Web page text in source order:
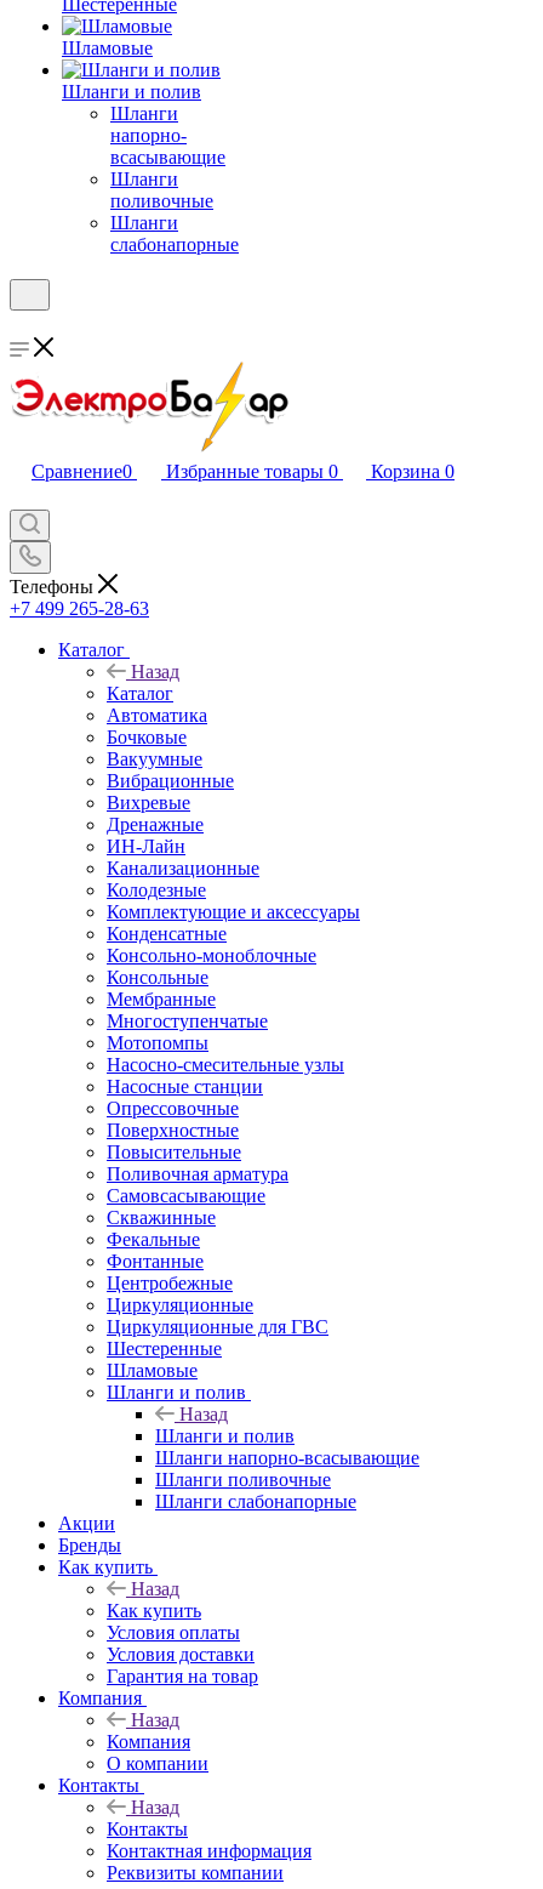
Шестеренные
Шламовые
Шланги и полив
Шланги
напорно-
всасывающие
Шланги
поливочные
Шланги
слабонапорные
Сравнение0 Избранные товары 0 Корзина 0
Телефоны
+7 499 265-28-63
Каталог
Назад
Каталог
Автоматика
Бочковые
Вакуумные
Вибрационные
Вихревые
Дренажные
ИН-Лайн
Канализационные
Колодезные
Комплектующие и аксессуары
Конденсатные
Консольно-моноблочные
Консольные
Мембранные
Многоступенчатые
Мотопомпы
Насосно-смесительные узлы
Насосные станции
Опрессовочные
Поверхностные
Повысительные
Поливочная арматура
Самовсасывающие
Скважинные
Фекальные
Фонтанные
Центробежные
Циркуляционные
Циркуляционные для ГВС
Шестеренные
Шламовые
Шланги и полив
Назад
Шланги и полив
Шланги напорно-всасывающие
Шланги поливочные
Шланги слабонапорные
Акции
Бренды
Как купить
Назад
Как купить
Условия оплаты
Условия доставки
Гарантия на товар
Компания
Назад
Компания
О компании
Контакты
Назад
Контакты
Контактная информация
Реквизиты компании